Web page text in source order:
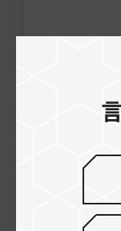
Tom's
CARDEA